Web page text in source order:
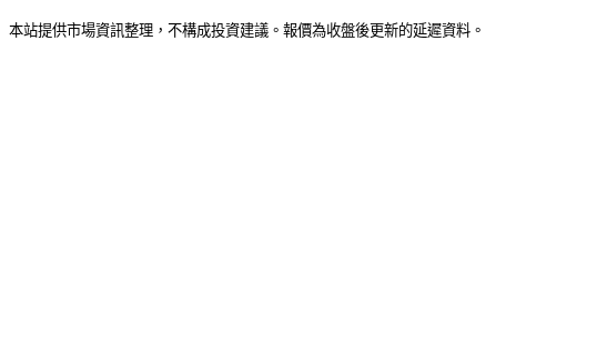
本站提供市場資訊整理，不構成投資建議。報價為收盤後更新的延遲資料。